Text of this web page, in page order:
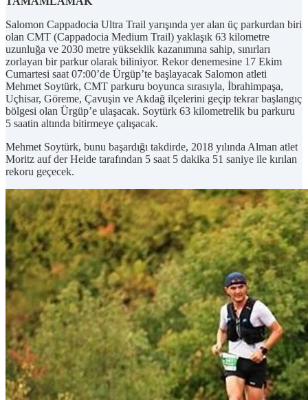
Salomon Cappadocia Ultra Trail yarışında yer alan üç parkurdan biri
olan CMT (Cappadocia Medium Trail) yaklaşık 63 kilometre
uzunluğa ve 2030 metre yükseklik kazanımına sahip, sınırları
zorlayan bir parkur olarak biliniyor. Rekor denemesine 17 Ekim
Cumartesi saat 07:00’de Ürgüp’te başlayacak Salomon atleti
Mehmet Soytürk, CMT parkuru boyunca sırasıyla, İbrahimpaşa,
Uçhisar, Göreme, Çavuşin ve Akdağ ilçelerini geçip tekrar başlangıç
bölgesi olan Ürgüp’e ulaşacak. Soytürk 63 kilometrelik bu parkuru
5 saatin altında bitirmeye çalışacak.
Mehmet Soytürk, bunu başardığı takdirde, 2018 yılında Alman atlet
Moritz auf der Heide tarafından 5 saat 5 dakika 51 saniye ile kırılan
rekoru geçecek.